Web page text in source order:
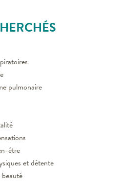
pulmonaire
être
et détente